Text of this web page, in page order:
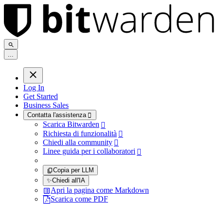
...
Log In
Get Started
Business Sales
Contatta l'assistenza 
Scarica Bitwarden 
Richiesta di funzionalità 
Chiedi alla community 
Linee guida per i collaboratori 
Copia per LLM
✨Chiedi all'IA
Apri la pagina come Markdown
Scarica come PDF